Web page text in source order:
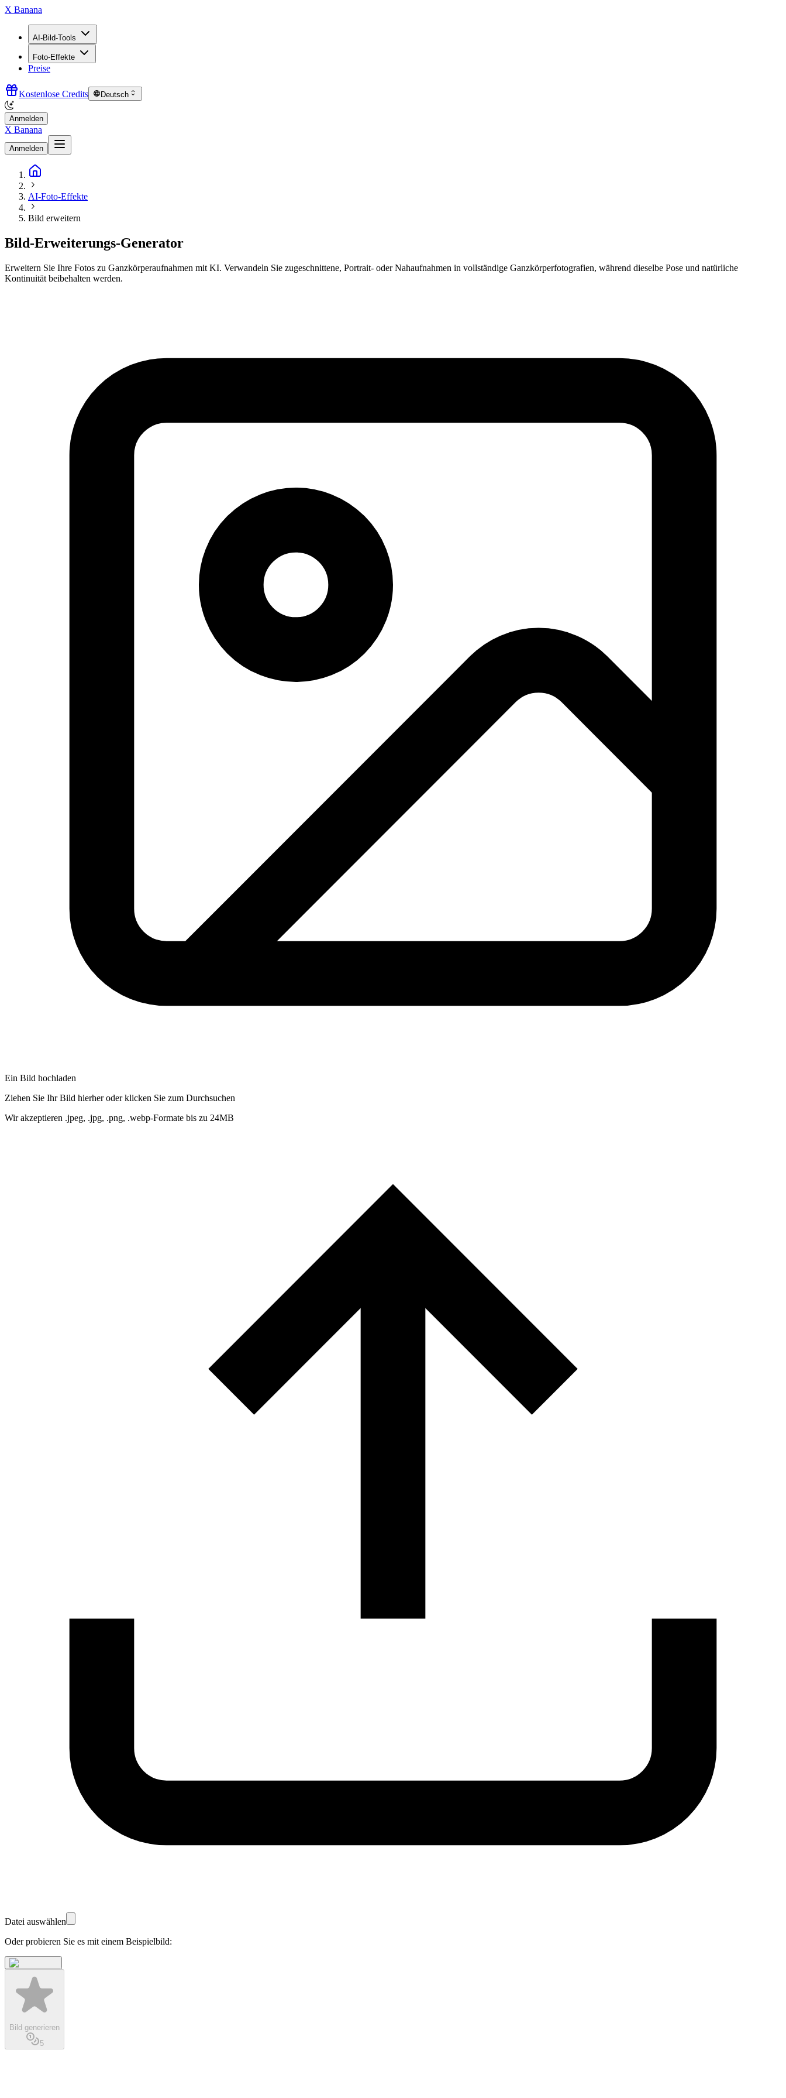
X Banana
AI-Bild-Tools
Foto-Effekte
Preise
Kostenlose Credits Deutsch
Anmelden
X Banana
Anmelden
AI-Foto-Effekte
Bild erweitern
Bild-Erweiterungs-Generator
Erweitern Sie Ihre Fotos zu Ganzkörperaufnahmen mit KI. Verwandeln Sie zugeschnittene, Portrait- oder Nahaufnahmen in vollständige Ganzkörperfotografien, während dieselbe Pose und natürliche
Kontinuität beibehalten werden.
Ein Bild hochladen
Ziehen Sie Ihr Bild hierher oder klicken Sie zum Durchsuchen
Wir akzeptieren .jpeg, .jpg, .png, .webp-Formate bis zu 24MB
Datei auswählen
Oder probieren Sie es mit einem Beispielbild:
Bild generieren
5